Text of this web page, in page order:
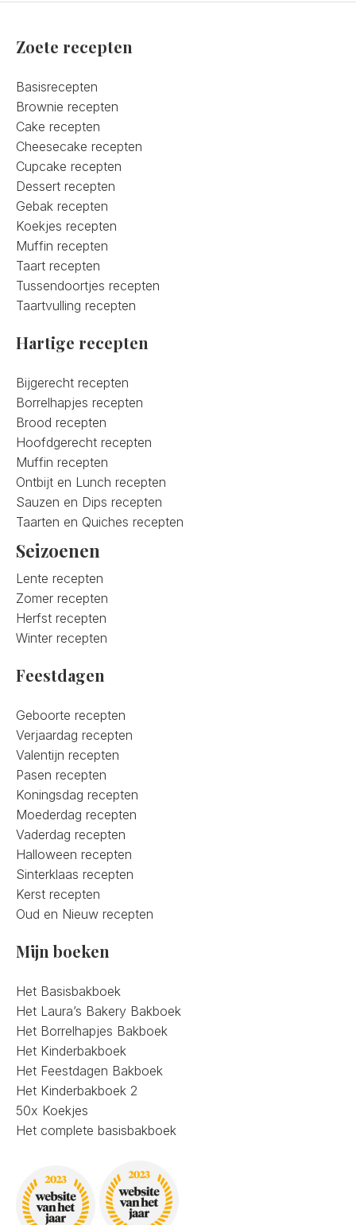
Zoete recepten
Basisrecepten
Brownie recepten
Cake recepten
Cheesecake recepten
Cupcake recepten
Dessert recepten
Gebak recepten
Koekjes recepten
Muffin recepten
Taart recepten
Tussendoortjes recepten
Taartvulling recepten
Hartige recepten
Bijgerecht recepten
Borrelhapjes recepten
Brood recepten
Hoofdgerecht recepten
Muffin recepten
Ontbijt en Lunch recepten
Sauzen en Dips recepten
Taarten en Quiches recepten
Seizoenen
Lente recepten
Zomer recepten
Herfst recepten
Winter recepten
Feestdagen
Geboorte recepten
Verjaardag recepten
Valentijn recepten
Pasen recepten
Koningsdag recepten
Moederdag recepten
Vaderdag recepten
Halloween recepten
Sinterklaas recepten
Kerst recepten
Oud en Nieuw recepten
Mijn boeken
Het Basisbakboek
Het Laura’s Bakery Bakboek
Het Borrelhapjes Bakboek
Het Kinderbakboek
Het Feestdagen Bakboek
Het Kinderbakboek 2
50x Koekjes
Het complete basisbakboek